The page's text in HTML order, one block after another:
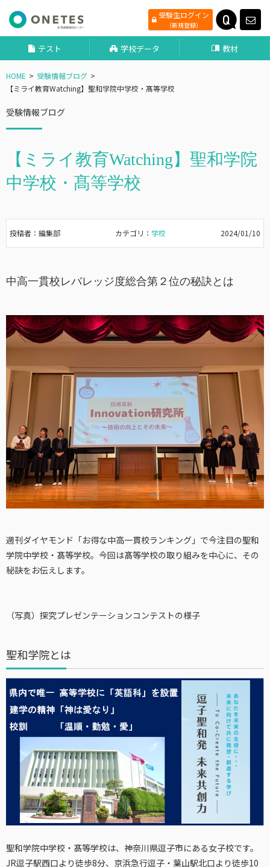
受験生ログイン
（新規登録）
テスト 学校データ 教材
HOME
受験情報ブログ
【ミライ教育Watching】聖和学院中学校・髙等学校
受験情報ブログ
【ミライ教育Watching】聖和学院
中学校・髙等学校
投稿者：編集部 カテゴリ： 学校 2024/01/10
中高一貫校レバレッジ度総合第２位の秘訣とは
週刊ダイヤモンド「お得な中高一貫校ランキング」で今注目の聖和
学院中学校・髙等学校。今回は髙等学校の取り組みを中心に、その
秘訣をお伝えします。
（写真）探究プレゼンテーションコンテストの様子
聖和学院とは
聖和学院中学校・髙等学校は、神奈川県逗子市にある女子校です。
JR逗子駅西口より徒歩8分、京浜急行逗子・葉山駅北口より徒歩10